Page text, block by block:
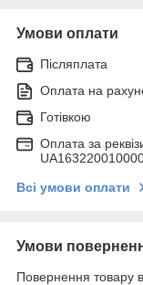
Умови оплати
Післяплата
Оплата на
Готівкою
Оплата за
Всі умови оплати
Умови
Повернення товару